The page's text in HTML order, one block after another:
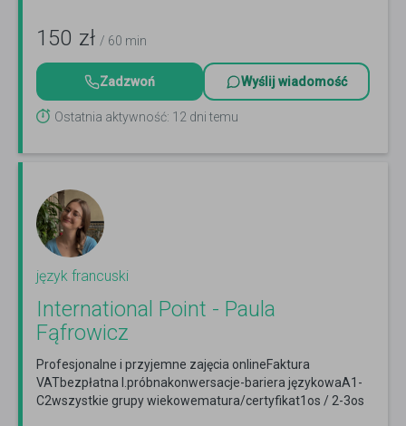
150 zł / 60 min
Zadzwoń Wyślij wiadomość
Ostatnia aktywność: 12 dni temu
język francuski
International Point - Paula
Fąfrowicz
Profesjonalne i przyjemne zajęcia onlineFaktura
VATbezpłatna l.próbnakonwersacje-bariera językowaA1-
C2wszystkie grupy wiekowematura/certyfikat1os / 2-3os